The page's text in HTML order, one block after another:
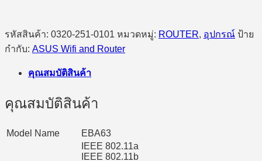
รหัสสินค้า: 0320-251-0101 หมวดหมู่: ROUTER, อุปกรณ์ ป้าย
กำกับ: ASUS Wifi and Router
คุณสมบัติสินค้า
คุณสมบัติสินค้า
Model Name
EBA63
IEEE 802.11a
IEEE 802.11b